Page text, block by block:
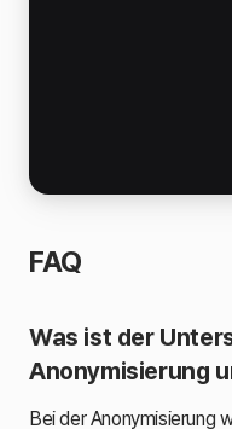
FAQ
Was ist der
Anonymisierung
Bei der Anonymisierung